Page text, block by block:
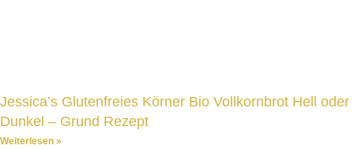
Jessica’s Glutenfreies Körner Bio Vollkornbrot Hell oder
Dunkel – Grund Rezept
Weiterlesen »